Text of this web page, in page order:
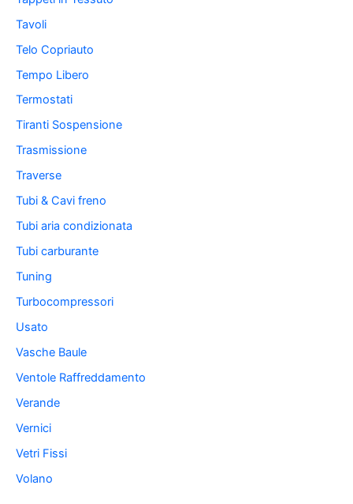
Tavoli
Telo Copriauto
Tempo Libero
Termostati
Tiranti Sospensione
Trasmissione
Traverse
Tubi & Cavi freno
Tubi aria condizionata
Tubi carburante
Tuning
Turbocompressori
Usato
Vasche Baule
Ventole Raffreddamento
Verande
Vernici
Vetri Fissi
Volano